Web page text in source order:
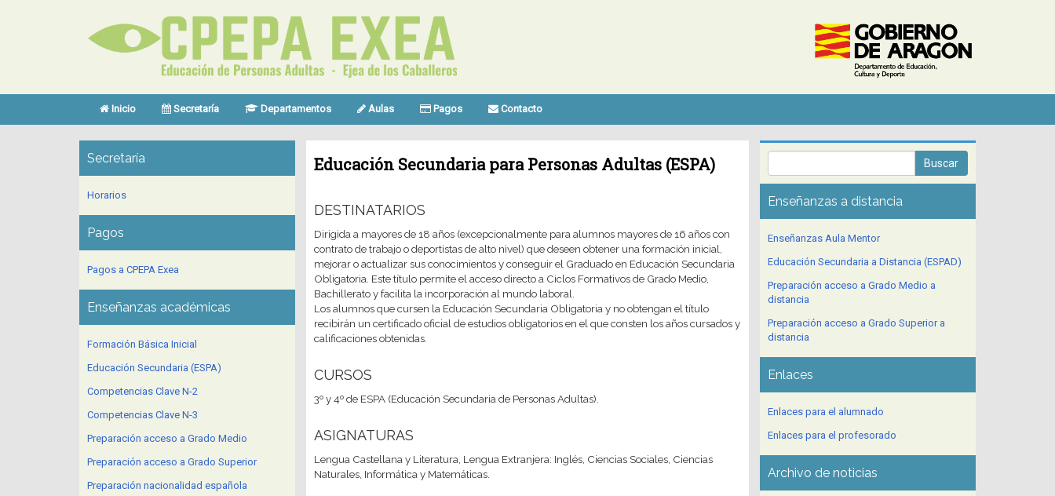
Inicio Secretaría Departamentos Aulas Pagos Contacto
Educación Secundaria para Personas Adultas (ESPA)
DESTINATARIOS
Dirigida a mayores de 18 años (excepcionalmente para alumnos mayores de 16 años con
contrato de trabajo o deportistas de alto nivel) que deseen obtener una formación inicial,
mejorar o actualizar sus conocimientos y conseguir el Graduado en Educación Secundaria
Obligatoria. Este título permite el acceso directo a Ciclos Formativos de Grado Medio,
Bachillerato y facilita la incorporación al mundo laboral.
Los alumnos que cursen la Educación Secundaria Obligatoria y no obtengan el título
recibirán un certificado oficial de estudios obligatorios en el que consten los años cursados y
calificaciones obtenidas.
CURSOS
3º y 4º de ESPA (Educación Secundaria de Personas Adultas).
ASIGNATURAS
Lengua Castellana y Literatura, Lengua Extranjera: Inglés, Ciencias Sociales, Ciencias
Naturales, Informática y Matemáticas.
Secretaría
Horarios
Pagos
Pagos a CPEPA Exea
Enseñanzas académicas
Formación Básica Inicial
Educación Secundaria (ESPA)
Competencias Clave N-2
Competencias Clave N-3
Preparación acceso a Grado Medio
Preparación acceso a Grado Superior
Preparación nacionalidad española
Enseñanzas a distancia
Enseñanzas Aula Mentor
Educación Secundaria a Distancia (ESPAD)
Preparación acceso a Grado Medio a
distancia
Preparación acceso a Grado Superior a
distancia
Enlaces
Enlaces para el alumnado
Enlaces para el profesorado
Archivo de noticias